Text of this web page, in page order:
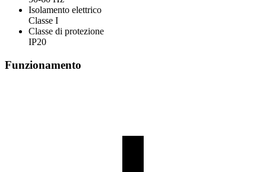
Isolamento elettrico
Classe I
Classe di protezione
IP20
Funzionamento